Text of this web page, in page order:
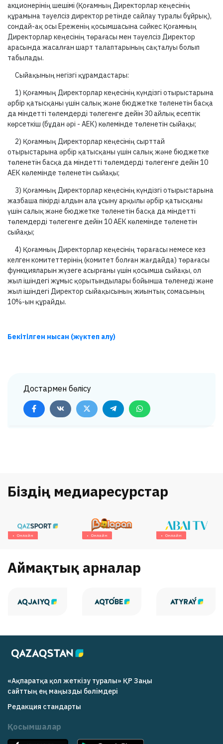
акционерінің шешімі (Қоғамның Директорлар кеңесінің
құрамына тәуелсіз директор ретінде сайлау туралы бұйрық),
сондай-ақ осы Ереженің қосымшасына сәйкес Қоғамның
Директорлар кеңесінің төрағасы мен тәуелсіз Директор
арасында жасалған шарт талаптарының сақталуы болып
табылады.
Сыйақының негізгі құрамдастары:
1) Қоғамның Директорлар кеңесінің күндізгі отырыстарына
әрбір қатысқаны үшін салық және бюджетке төленетін басқа
да міндетті төлемдерді төлегенге дейін 30 айлық есептік
көрсеткіш (бұдан әрі - АЕК) көлемінде төленетін сыйақы;
2) Қоғамның Директорлар кеңесінің сырттай
отырыстарына әрбір қатысқаны үшін салық және бюджетке
төленетін басқа да міндетті төлемдерді төлегенге дейін 10
АЕК көлемінде төленетін сыйақы;
3) Қоғамның Директорлар кеңесінің күндізгі отырыстарына
жазбаша пікірді алдын ала ұсыну арқылы әрбір қатысқаны
үшін салық және бюджетке төленетін басқа да міндетті
төлемдерді төлегенге дейін 10 АЕК көлемінде төленетін
сыйақы;
4) Қоғамның Директорлар кеңесінің төрағасы немесе кез
келген комитеттерінің (комитет болған жағдайда) төрағасы
функцияларын жүзеге асырғаны үшін қосымша сыйақы, ол
жыл ішіндегі жұмыс қорытындылары бойынша төленеді және
жыл ішіндегі Директор сыйақысының жиынтық сомасының
10%-ын құрайды.
Бекітілген нысан (жүктеп алу)
Достармен бөлісу
Біздің медиаресурстар
Онлайн Онлайн Онлайн
Аймақтық арналар
«Ақпаратқа қол жеткізу туралы» ҚР Заңы
cайттың ең маңызды бөлімдері
Редакция cтандарты
Қосымшалар